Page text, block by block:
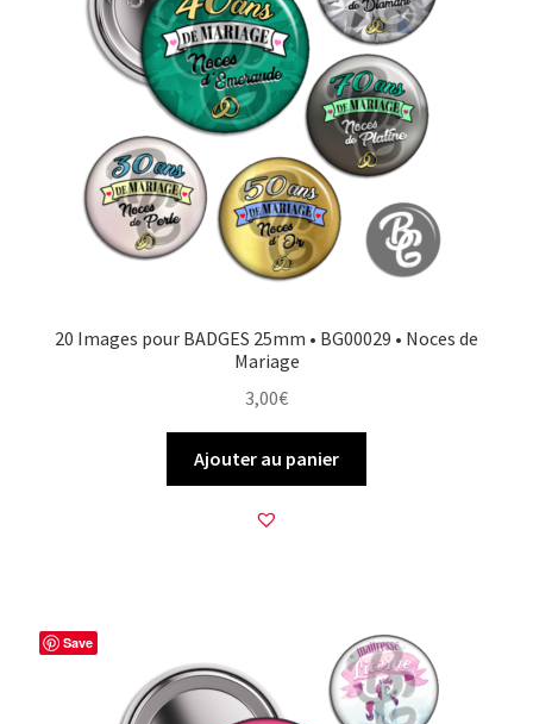
20 Images pour BADGES 25mm • BG00029 • Noces de
Mariage
3,00€
Ajouter au panier
Save